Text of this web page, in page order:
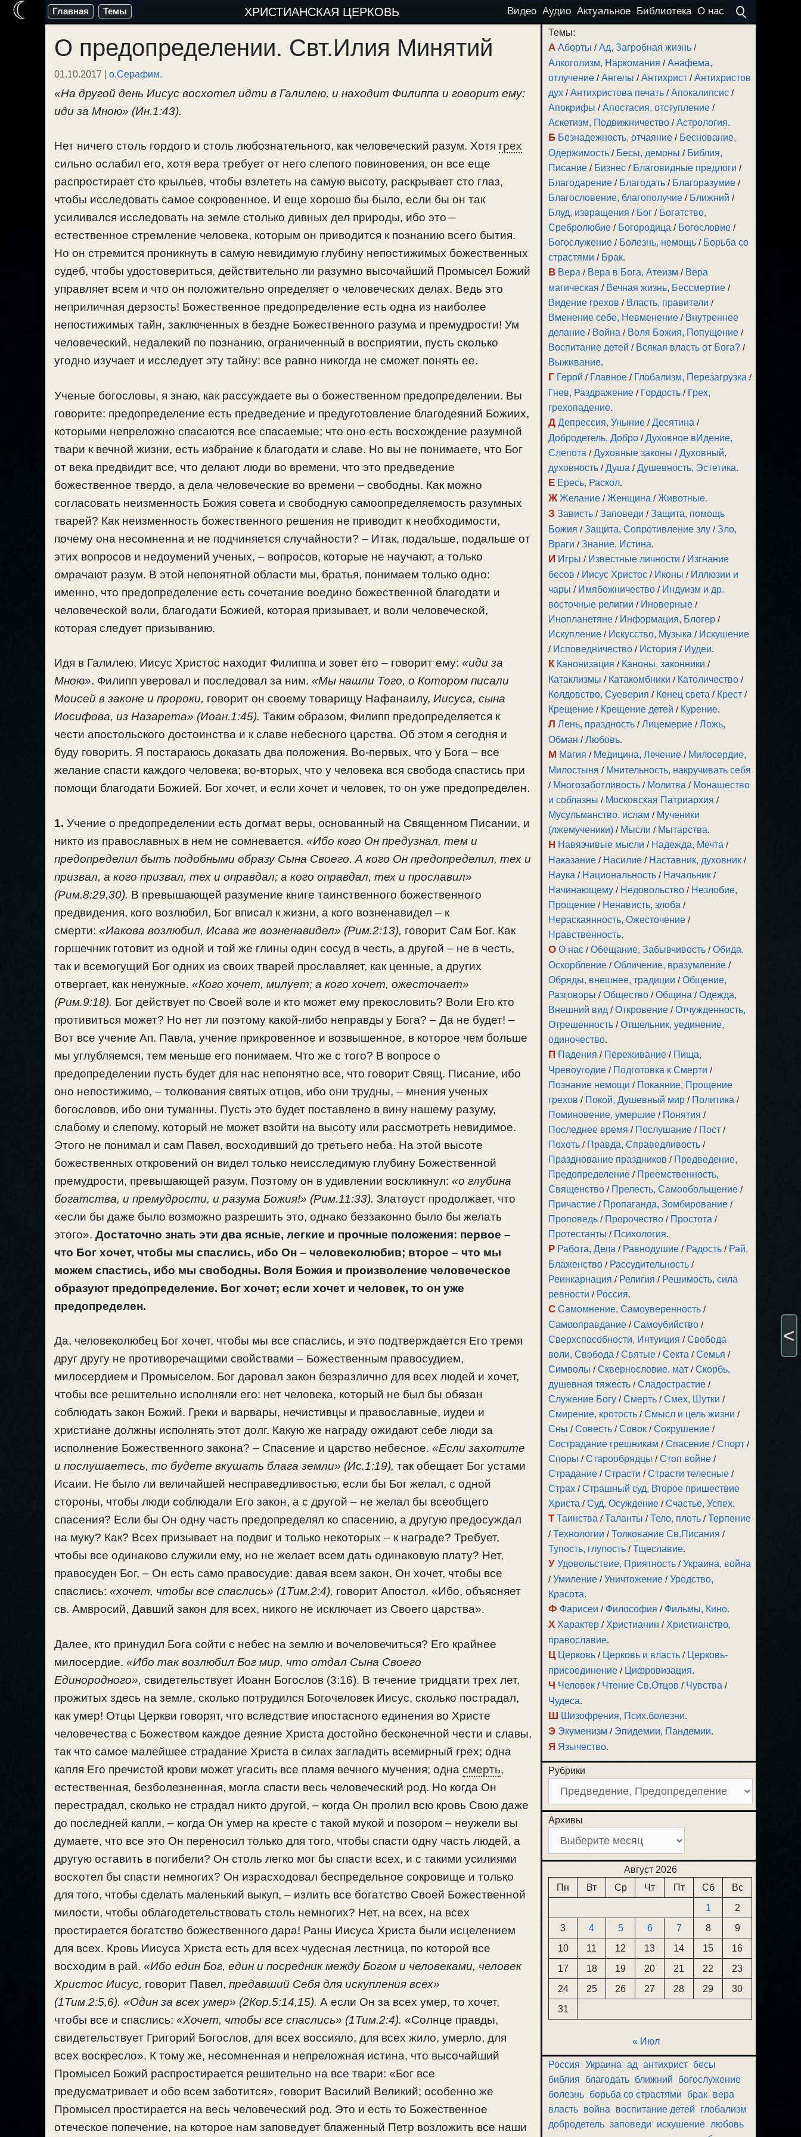
Перейти
содержимому
Главная Темы ХРИСТИАНСКАЯ ЦЕРКОВЬ Видео Аудио Актуальное Библиотека О нас
О предопределении. Свт.Илия Минятий
01.10.2017 | о.Серафим.
«На другой день Иисус восхотел идти в Галилею, и находит Филиппа и говорит ему:
иди за Мною» (Ин.1:43).
Нет ничего столь гордого и столь любознательного, как человеческий разум. Хотя грех
сильно ослабил его, хотя вера требует от него слепого повиновения, он все еще
распростирает сто крыльев, чтобы взлететь на самую высоту, раскрывает сто глаз,
чтобы исследовать самое сокровенное. И еще хорошо бы было, если бы он так
усиливался исследовать на земле столько дивных дел природы, ибо это –
естественное стремление человека, которым он приводится к познанию всего бытия.
Но он стремится проникнуть в самую невидимую глубину непостижимых божественных
судеб, чтобы удостовериться, действительно ли разумно высочайший Промысел Божий
управляет всем и что он положительно определяет о человеческих делах. Ведь это
неприличная дерзость! Божественное предопределение есть одна из наиболее
непостижимых тайн, заключенных в бездне Божественного разума и премудрости! Ум
человеческий, недалекий по познанию, ограниченный в восприятии, пусть сколько
угодно изучает и исследует эту тайну: все равно никогда не сможет понять ее.
Ученые богословы, я знаю, как рассуждаете вы о божественном предопределении. Вы
говорите: предопределение есть предведение и предуготовление благодеяний Божиих,
которыми непреложно спасаются все спасаемые; что оно есть восхождение разумной
твари к вечной жизни, есть избрание к благодати и славе. Но вы не понимаете, что Бог
от века предвидит все, что делают люди во времени, что это предведение
божественное твердо, а дела человеческие во времени – свободны. Как можно
согласовать неизменность Божия совета и свободную самоопределяемость разумных
тварей? Как неизменность божественного решения не приводит к необходимости,
почему она несомненна и не подчиняется случайности? – Итак, подальше, подальше от
этих вопросов и недоумений ученых, – вопросов, которые не научают, а только
омрачают разум. В этой непонятной области мы, братья, понимаем только одно:
именно, что предопределение есть сочетание воедино божественной благодати и
человеческой воли, благодати Божией, которая призывает, и воли человеческой,
которая следует призыванию.
Идя в Галилею, Иисус Христос находит Филиппа и зовет его – говорит ему: «иди за
Мною». Филипп уверовал и последовал за ним. «Мы нашли Того, о Котором писали
Моисей в законе и пророки, говорит он своему товарищу Нафанаилу, Иисуса, сына
Иосифова, из Назарета» (Иоан.1:45). Таким образом, Филипп предопределяется к
чести апостольского достоинства и к славе небесного царства. Об этом я сегодня и
буду говорить. Я постараюсь доказать два положения. Во-первых, что у Бога – все
желание спасти каждого человека; во-вторых, что у человека вся свобода спастись при
помощи благодати Божией. Бог хочет, и если хочет и человек, то он уже предопределен.
1. Учение о предопределении есть догмат веры, основанный на Священном Писании, и
никто из православных в нем не сомневается. «Ибо кого Он предузнал, тем и
предопределил быть подобными образу Сына Своего. А кого Он предопределил, тех и
призвал, а кого призвал, тех и оправдал; а кого оправдал, тех и прославил»
(Рим.8:29,30). В превышающей разумение книге таинственного божественного
предвидения, кого возлюбил, Бог вписал к жизни, а кого возненавидел – к
смерти: «Иакова возлюбил, Исава же возненавидел» (Рим.2:13), говорит Сам Бог. Как
горшечник готовит из одной и той же глины один сосуд в честь, а другой – не в честь,
так и всемогущий Бог одних из своих тварей прославляет, как ценные, а других
отвергает, как ненужные. «Кого хочет, милует; а кого хочет, ожесточает»
(Рим.9:18). Бог действует по Своей воле и кто может ему прекословить? Воли Его кто
противиться может? Но нет ли поэтому какой-либо неправды у Бога? – Да не будет! –
Вот все учение Ап. Павла, учение прикровенное и возвышенное, в которое чем больше
мы углубляемся, тем меньше его понимаем. Что же с того? В вопросе о
предопределении пусть будет для нас непонятно все, что говорит Свящ. Писание, ибо
оно непостижимо, – толкования святых отцов, ибо они трудны, – мнения ученых
богословов, ибо они туманны. Пусть это будет поставлено в вину нашему разуму,
слабому и слепому, который не может взойти на высоту или рассмотреть невидимое.
Этого не понимал и сам Павел, восходивший до третьего неба. На этой высоте
божественных откровений он видел только неисследимую глубину Божественной
премудрости, превышающей разум. Поэтому он в удивлении воскликнул: «о глубина
богатства, и премудрости, и разума Божия!» (Рим.11:33). Златоуст продолжает, что
«если бы даже было возможно разрешить это, однако беззаконно было бы желать
этого». Достаточно знать эти два ясные, легкие и прочные положения: первое –
что Бог хочет, чтобы мы спаслись, ибо Он – человеколюбив; второе – что мы
можем спастись, ибо мы свободны. Воля Божия и произволение человеческое
образуют предопределение. Бог хочет; если хочет и человек, то он уже
предопределен.
Да, человеколюбец Бог хочет, чтобы мы все спаслись, и это подтверждается Его тремя
друг другу не противоречащими свойствами – Божественным правосудием,
милосердием и Промыселом. Бог даровал закон безразлично для всех людей и хочет,
чтобы все решительно исполняли его: нет человека, который не был бы обязан
соблюдать закон Божий. Греки и варвары, нечистивцы и православные, иудеи и
христиане должны исполнять этот долг. Какую же награду ожидают себе люди за
исполнение Божественного закона? – Спасение и царство небесное. «Если захотите
и послушаетесь, то будете вкушать блага земли» (Ис.1:19), так обещает Бог устами
Исаии. Не было ли величайшей несправедливостью, если бы Бог желал, с одной
стороны, чтобы люди соблюдали Его закон, а с другой – не желал бы всеобщего
спасения? Если бы Он одну часть предопределял ко спасению, а другую предосуждал
на муку? Как? Всех призывает на подвиг и только некоторых – к награде? Требует,
чтобы все одинаково служили ему, но не желает всем дать одинаковую плату? Нет,
правосуден Бог, – Он есть само правосудие: давая всем закон, Он хочет, чтобы все
спаслись: «хочет, чтобы все спаслись» (1Тим.2:4), говорит Апостол. «Ибо, объясняет
св. Амвросий, Давший закон для всех, никого не исключает из Своего царства».
Далее, кто принудил Бога сойти с небес на землю и вочеловечиться? Его крайнее
милосердие. «Ибо так возлюбил Бог мир, что отдал Сына Своего
Единородного», свидетельствует Иоанн Богослов (3:16). В течение тридцати трех лет,
прожитых здесь на земле, сколько потрудился Богочеловек Иисус, сколько пострадал,
как умер! Отцы Церкви говорят, что вследствие ипостасного единения во Христе
человечества с Божеством каждое деяние Христа достойно бесконечной чести и славы,
так что самое малейшее страдание Христа в силах загладить всемирный грех; одна
капля Его пречистой крови может угасить все пламя вечного мучения; одна смерть,
естественная, безболезненная, могла спасти весь человеческий род. Но когда Он
перестрадал, сколько не страдал никто другой, – когда Он пролил всю кровь Свою даже
до последней капли, – когда Он умер на кресте с такой мукой и позором – неужели вы
думаете, что все это Он переносил только для того, чтобы спасти одну часть людей, а
другую оставить в погибели? Он столь легко мог бы спасти всех, и с такими усилиями
восхотел бы спасти немногих? Он израсходовал беспредельное сокровище и только
для того, чтобы сделать маленький выкуп, – излить все богатство Своей Божественной
милости, чтобы облагодетельствовать столь немногих? Нет, на всех, на всех
простирается богатство божественного дара! Раны Иисуса Христа были исцелением
для всех. Кровь Иисуса Христа есть для всех чудесная лестница, по которой все
восходим в рай. «Ибо един Бог, един и посредник между Богом и человеками, человек
Христос Иисус, говорит Павел, предавший Себя для искупления всех»
(1Тим.2:5,6). «Один за всех умер» (2Кор.5:14,15). А если Он за всех умер, то хочет,
чтобы все и спаслись: «Хочет, чтобы все спаслись» (1Тим.2:4). «Солнце правды,
свидетельствует Григорий Богослов, для всех воссияло, для всех жило, умерло, для
всех воскресло». К тому же, несомненная и непреложная истина, что высочайший
Промысел Божий распростирается решительно на все твари: «Бог все
предусматривает и обо всем заботится», говорит Василий Великий; особенно же
Промысел простирается на весь человеческий род. Это и есть то Божественное
отеческое попечение, на которое нам заповедует блаженный Петр возложить все наши
Темы:
А Аборты /Ад, Загробная жизнь /
Алкоголизм, Наркомания /Анафема,
отлучение /Ангелы /Антихрист /Антихристов
дух /Антихристова печать /Апокалипсис /
Апокрифы /Апостасия, отступление /
Аскетизм, Подвижничество /Астрология.
Б Безнадежность, отчаяние / Беснование,
Одержимость / Бесы, демоны / Библия,
Писание / Бизнес / Благовидные предлоги /
Благодарение / Благодать / Благоразумие /
Благословение, благополучие / Ближний /
Блуд, извращения / Бог / Богатство,
Сребролюбие / Богородица / Богословие /
Богослужение / Болезнь, немощь / Борьба со
страстями / Брак.
В Вера / Вера в Бога, Атеизм / Вера
магическая / Вечная жизнь, Бессмертие /
Видение грехов / Власть, правители /
Вменение себе, Невменение / Внутреннее
делание / Война / Воля Божия, Попущение /
Воспитание детей / Всякая власть от Бога? /
Выживание.
Г Герой / Главное / Глобализм, Перезагрузка /
Гнев, Раздражение / Гордость / Грех,
грехопадение.
Д Депрессия, Уныние /Десятина /
Добродетель, Добро /Духовное вИдение,
Слепота /Духовные законы /Духовный,
духовность /Душа /Душевность, Эстетика.
Е Ересь, Раскол.
Ж Желание /Женщина /Животные.
З Зависть /Заповеди /Защита, помощь
Божия /Защита, Сопротивление злу /Зло,
Враги /Знание, Истина.
И Игры / Известные личности / Изгнание
бесов / Иисус Христос / Иконы / Иллюзии и
чары / Имябожничество / Индуизм и др.
восточные религии / Иноверные /
Инопланетяне / Информация, Блогер /
Искупление / Искусство, Музыка / Искушение
/ Исповедничество / История / Иудеи.
К Канонизация / Каноны, законники /
Катаклизмы / Катакомбники / Католичество /
Колдовство, Суеверия / Конец света / Крест /
Крещение / Крещение детей / Курение.
Л Лень, праздность /Лицемерие /Ложь,
Обман /Любовь.
М Магия / Медицина, Лечение / Милосердие,
Милостыня / Мнительность, накручивать себя
/ Многозаботливость / Молитва / Монашество
и соблазны / Московская Патриархия /
Мусульманство, ислам / Мученики
(лжемученики) / Мысли / Мытарства.
Н Навязчивые мысли / Надежда, Мечта /
Наказание / Насилие / Наставник, духовник /
Наука / Национальность / Начальник /
Начинающему / Недовольство / Незлобие,
Прощение / Ненависть, злоба /
Нераскаянность, Ожесточение /
Нравственность.
О О нас /Обещание, Забывчивость /Обида,
Оскорбление /Обличение, вразумление /
Обряды, внешнее, традиции /Общение,
Разговоры /Общество /Община /Одежда,
Внешний вид /Откровение /Отчужденность,
Отрешенность /Отшельник, уединение,
одиночество.
П Падения / Переживание / Пища,
Чревоугодие / Подготовка к Смерти /
Познание немощи / Покаяние, Прощение
грехов / Покой, Душевный мир / Политика /
Поминовение, умершие / Понятия /
Последнее время / Послушание / Пост /
Похоть / Правда, Справедливость /
Празднование праздников / Предведение,
Предопределение / Преемственность,
Священство / Прелесть, Самообольщение /
Причастие / Пропаганда, Зомбирование /
Проповедь / Пророчество / Простота /
Протестанты / Психология.
Р Работа, Дела / Равнодушие / Радость / Рай,
Блаженство / Рассудительность /
Реинкарнация / Религия / Решимость, сила
ревности / Россия.
С Самомнение, Самоуверенность /
Самооправдание /Самоубийство /
Сверхспособности, Интуиция /Свобода
воли, Свобода /Святые /Секта /Семья /
Символы /Сквернословие, мат /Скорбь,
душевная тяжесть /Сладострастие /
Служение Богу /Смерть /Смех, Шутки /
Смирение, кротость /Смысл и цель жизни /
Сны /Совесть /Совок /Сокрушение /
Сострадание грешникам /Спасение /Спорт /
Споры /Старообрядцы /Стоп войне /
Страдание /Страсти /Страсти телесные /
Страх /Страшный суд, Второе пришествие
Христа /Суд, Осуждение /Счастье, Успех.
Т Таинства /Таланты /Тело, плоть /Терпение
/Технологии /Толкование Св.Писания /
Тупость, глупость /Тщеславие.
У Удовольствие, Приятность /Украина, война
/Умиление /Уничтожение /Уродство,
Красота.
Ф Фарисеи / Философия / Фильмы, Кино.
Х Характер / Христианин / Христианство,
православие.
Ц Церковь / Церковь и власть / Церковь-
присоединение / Цифровизация.
Ч Человек / Чтение Св.Отцов / Чувства /
Чудеса.
Ш Шизофрения, Псих.болезни.
Э Экуменизм / Эпидемии, Пандемии.
Я Язычество.
Рубрики
Архивы
Август 2026
Пн
Вт Ср Чт Пт Сб
Вс
1
2
3
4 5 6 7 8
9
10
11 12 13 14 15
16
17
18 19 20 21 22
23
24
25 26 27 28 29
30
31
« Июл
Россия Украина ад антихрист бесы
библия
благодать ближний
богослужение
болезнь борьба со страстями брак вера
власть война воспитание детей
глобализм
добродетель заповеди искушение любовь
☾
<